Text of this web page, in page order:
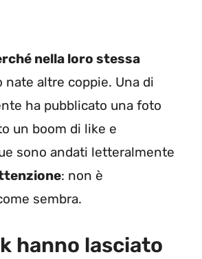
nella loro stessa
nate altre coppie. Una di
ha pubblicato una foto
un boom di like e
sono andati letteralmente
: non è
sembra.
hanno lasciato